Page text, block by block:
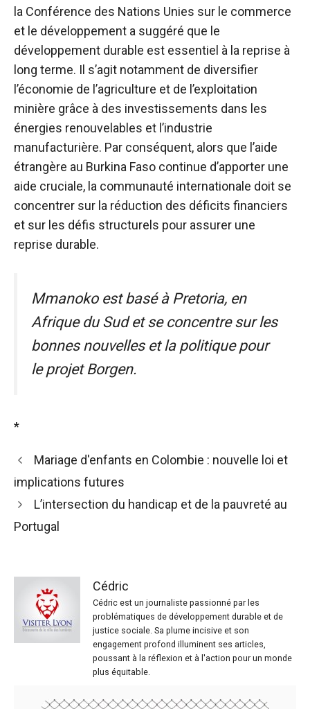
la Conférence des Nations Unies sur le commerce
et le développement a suggéré que le
développement durable est essentiel à la reprise à
long terme. Il s’agit notamment de diversifier
l’économie de l’agriculture et de l’exploitation
minière grâce à des investissements dans les
énergies renouvelables et l’industrie
manufacturière. Par conséquent, alors que l’aide
étrangère au Burkina Faso continue d’apporter une
aide cruciale, la communauté internationale doit se
concentrer sur la réduction des déficits financiers
et sur les défis structurels pour assurer une
reprise durable.
Mmanoko est basé à Pretoria, en
Afrique du Sud et se concentre sur les
bonnes nouvelles et la politique pour
le projet Borgen.
*
Mariage d'enfants en Colombie : nouvelle loi et
implications futures
L’intersection du handicap et de la pauvreté au
Portugal
Cédric
Cédric est un journaliste passionné par les
problématiques de développement durable et de
justice sociale. Sa plume incisive et son
engagement profond illuminent ses articles,
poussant à la réflexion et à l'action pour un monde
plus équitable.